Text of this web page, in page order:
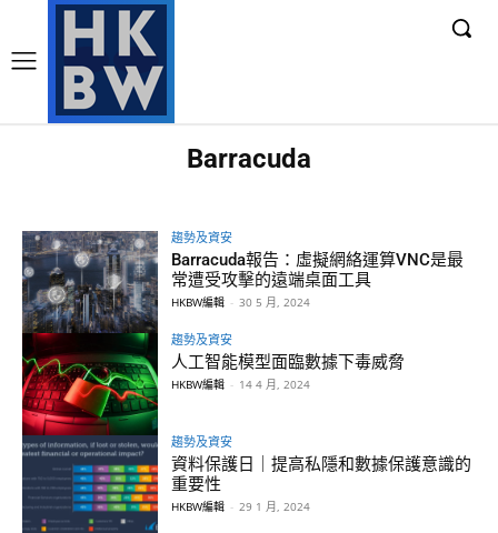
Barracuda
趨勢及資安
Barracuda報告：虛擬網絡運算VNC是最
常遭受攻擊的遠端桌面工具
HKBW編輯 - 30 5 月, 2024
趨勢及資安
人工智能模型面臨數據下毒威脅
HKBW編輯 - 14 4 月, 2024
趨勢及資安
資料保護日｜提高私隱和數據保護意識的
重要性
HKBW編輯 - 29 1 月, 2024